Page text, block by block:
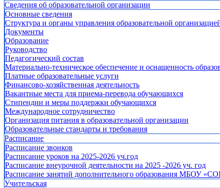
Сведения об образовательной организации
Основные сведения
Структура и органы управления образовательной
Документы
Образование
Руководство
Педагогический состав
Материально-техническое обеспечение и оснащенность
Платные образовательные услуги
Финансово-хозяйственная деятельность
Вакантные места для приема-перевода обучающихся
Стипендии и меры поддержки обучающихся
Международное сотрудничество
Организация питания в образовательной организации
Образовательные стандарты и требования
Расписание
Расписание звонков
Расписание уроков на 2025-2026 уч.год
Расписание внеурочной деятельности на 2025 -2026 уч. год
Расписание занятий дополнительного образования МБОУ
Учительская